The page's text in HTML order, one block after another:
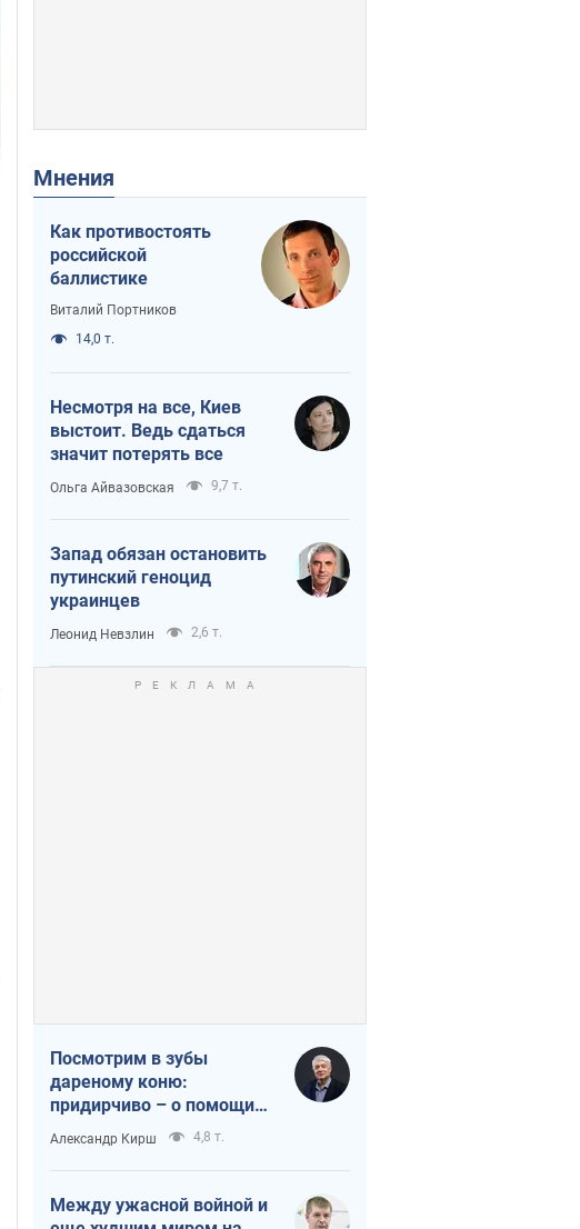
Мнения
Как противостоять
российской
баллистике
Виталий Портников
14,0 т.
Несмотря на все, Киев
выстоит. Ведь сдаться
значит потерять все
Ольга Айвазовская 9,7 т.
Запад обязан остановить
путинский геноцид
украинцев
Леонид Невзлин 2,6 т.
Посмотрим в зубы
дареному коню:
придирчиво – о помощи
Украине
Александр Кирш 4,8 т.
Между ужасной войной и